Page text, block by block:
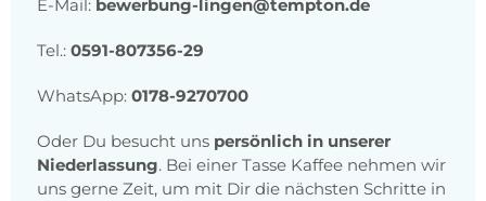
E-Mail: bewerbung-lingen@tempton.de
Tel.: 0591-807356-29
WhatsApp: 0178-9270700
Oder Du besucht uns persönlich in unserer
Niederlassung. Bei einer Tasse Kaffee nehmen wir
uns gerne Zeit, um mit Dir die nächsten Schritte in